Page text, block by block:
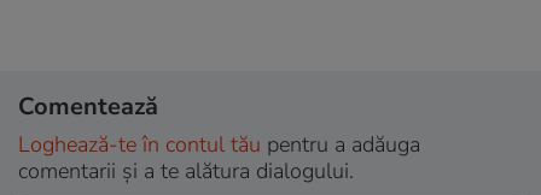
Comentează
Loghează-te în contul tău pentru a adăuga
comentarii și a te alătura dialogului.